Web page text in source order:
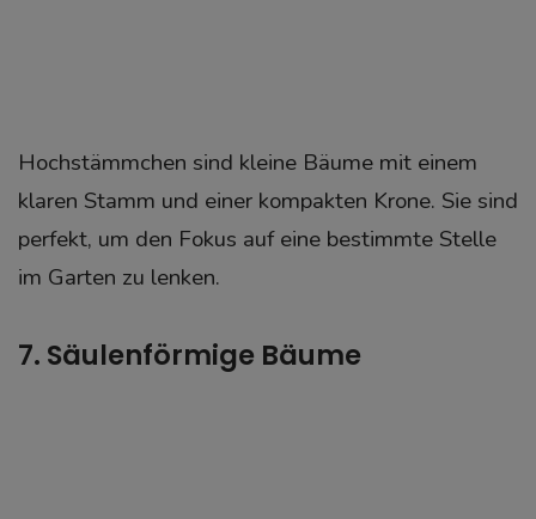
Hochstämmchen sind kleine Bäume mit einem
klaren Stamm und einer kompakten Krone. Sie sind
perfekt, um den Fokus auf eine bestimmte Stelle
im Garten zu lenken.
7. Säulenförmige Bäume